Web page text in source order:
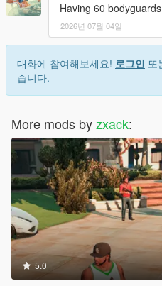
Having 60
2026년 07월 04일
대화에 참여해보세요! 로그인 또
습니다.
More mods byzxack:
5.0